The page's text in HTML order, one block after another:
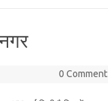
0 Comment